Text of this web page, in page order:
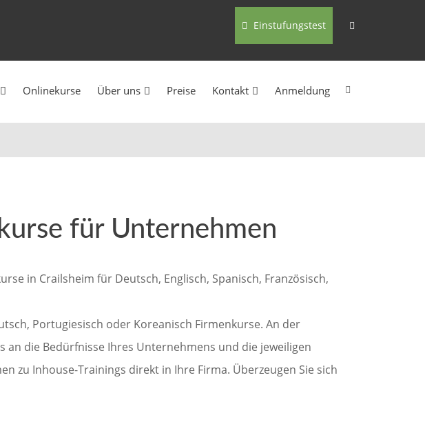
Einstufungstest
Onlinekurse Über uns Preise Kontakt Anmeldung
für Unternehmen
in Crailsheim für Deutsch, Englisch, Spanisch, Französisch,
Portugiesisch oder Koreanisch Firmenkurse. An der
die Bedürfnisse Ihres Unternehmens und die jeweiligen
zu Inhouse-Trainings direkt in Ihre Firma. Überzeugen Sie sich